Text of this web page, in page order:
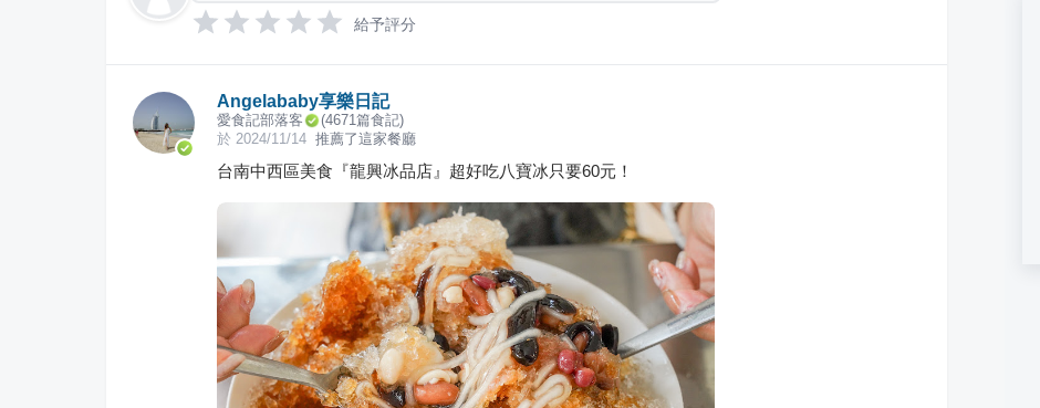
給予評分
Angelababy享樂日記
愛食記部落客 (4671 篇食記)
於 2024/11/14 推薦了這家餐廳
台南中西區美食『龍興冰品店』超好吃八寶冰只要60元！